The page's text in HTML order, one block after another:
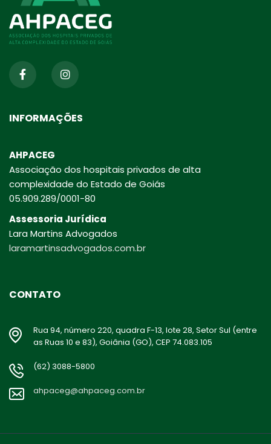
INFORMAÇÕES
AHPACEG
Associação dos hospitais privados de alta
complexidade do Estado de Goiás
05.909.289/0001-80
Assessoria Jurídica
Lara Martins Advogados
laramartinsadvogados.com.br
CONTATO
Rua 94, número 220, quadra F-13, lote 28, Setor Sul (entre
as Ruas 10 e 83), Goiânia (GO), CEP 74.083.105
(62) 3088-5800
ahpaceg@ahpaceg.com.br